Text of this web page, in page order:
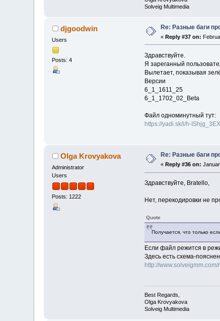
Solveig Multimedia
djgoodwin
Users
Posts: 4
Re: Разные баги
«Reply #37 on:
Здравствуйте.
Я зареганный
Вылетает, показывая
Версии
6_1_1611_25
6_1_1702_02_Beta
Файл одноминутный тут:
https://yadi.sk/i/h-
Olga Krovyakova
Administrator
Users
Posts: 1222
Re: Разные баги
«Reply #36 on:
Здравствуйте, Bratello,
Нет, перекодировки не
Quote
Получается, что только
Если файл режится в
Здесь есть схема-
http://
Best Regards,
Olga Krovyakova
Solveig Multimedia